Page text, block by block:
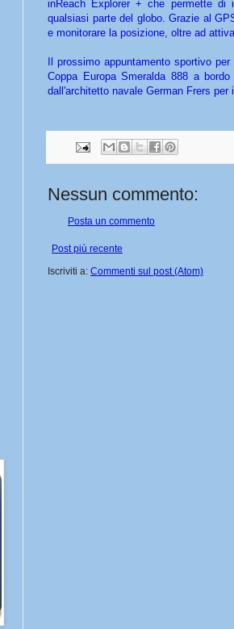
inReach Explorer + che permette
qualsiasi parte del globo. Grazie al
e monitorare la posizione, oltre ad
Il prossimo appuntamento sportivo
Coppa Europa Smeralda 888 a
dall'architetto navale German Frers per
Nessun commento:
Posta un commento
Post più recente
Iscriviti a: Commenti sul post (Atom)